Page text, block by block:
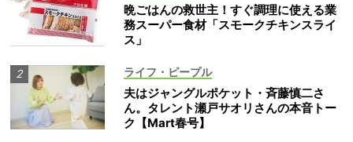
晩ごはんの救世主！すぐ調理に使える業
務スーパー食材「スモークチキンスライ
ス」
ライフ・ピープル
夫はジャングルポケット・斉藤慎二さ
ん。タレント瀬戸サオリさんの本音トー
ク【Mart春号】